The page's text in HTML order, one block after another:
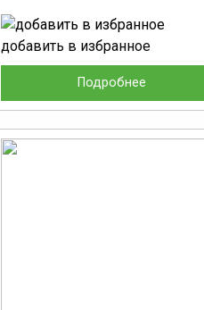
Подробнее
добавить в избранное